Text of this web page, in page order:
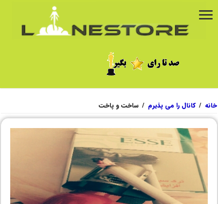
خانه / کانال را می پذیرم / ساخت و پاخت